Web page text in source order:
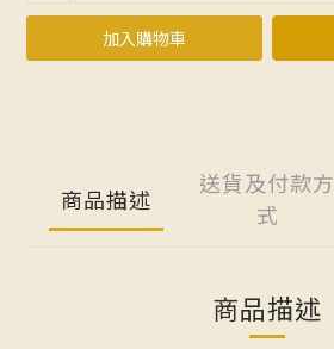
加入購物車
商品描述
送貨及付款方
式
商品描述